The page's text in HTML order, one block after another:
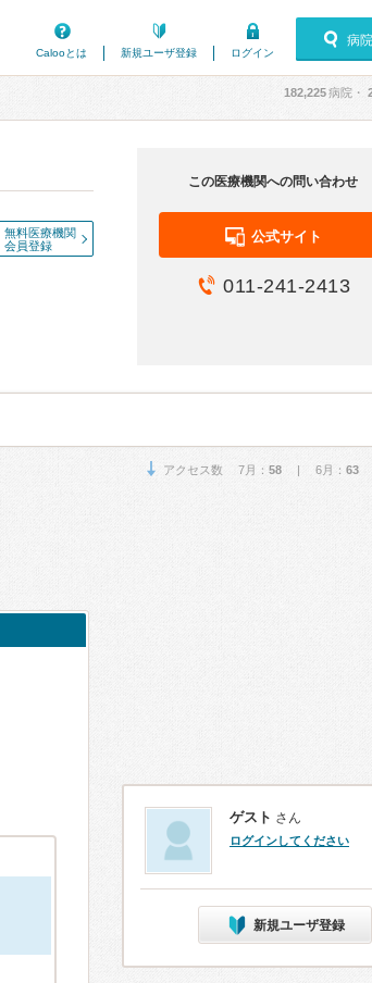
Calooとは
新規ユーザ登録 ログイン
病
182,225病院・
無料医療機関
会員登録
この医療機関への問い合わせ
公式サイト
011-241-2413
アクセス数 7月： 58 | 6月： 63 |
ゲスト さん
ログインしてください
新規ユーザ登録